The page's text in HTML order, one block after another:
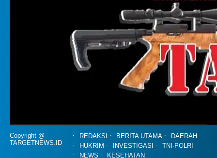
Copyright @
TARGETNEWS.ID
REDAKSI BERITA UTAMA
DAERAH
HUKRIM
INVESTIGASI
TNI-POLRI
NEWS
KESEHATAN